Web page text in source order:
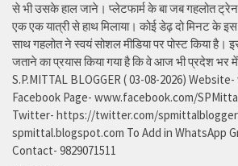
से भी उसके हाल जाने। प्लेटफार्म के बा जब गहलोत ट्रेन
एक एक यात्री से हाथ मिलाया। कोई डेढ़ दो मिनट के इस
साथ गहलोत ने स्वयं सोशल मीडिया पर पोस्ट किया है।
जताने का प्रयास किया गया है कि वे आज भी प्रदेश भर
S.P.MITTAL BLOGGER ( 03-08-2026)
Facebook Page- www.facebook.com/
Twitter- https://twitter.com/
spmittal.blogspot.com To Add in WhatsApp
Contact- 9829071511